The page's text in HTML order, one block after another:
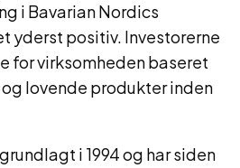
i Bavarian Nordics
yderst positiv. Investorerne
for virksomheden baseret
lovende produkter inden
i 1994 og har siden